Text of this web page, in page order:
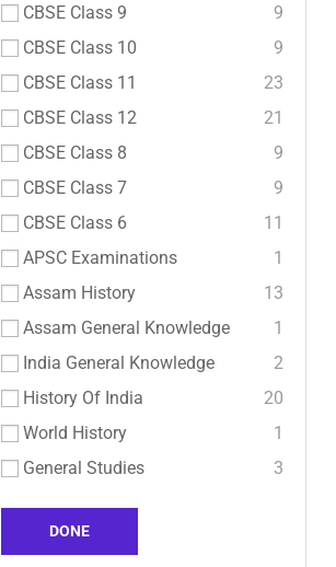
CBSE Class 9
9
CBSE Class 10
9
CBSE Class 11
23
CBSE Class 12
21
CBSE Class 8
9
CBSE Class 7
9
CBSE Class 6
11
APSC Examinations
1
Assam History
13
Assam General Knowledge
1
India General Knowledge
2
History Of India
20
World History
1
General Studies
3
DONE